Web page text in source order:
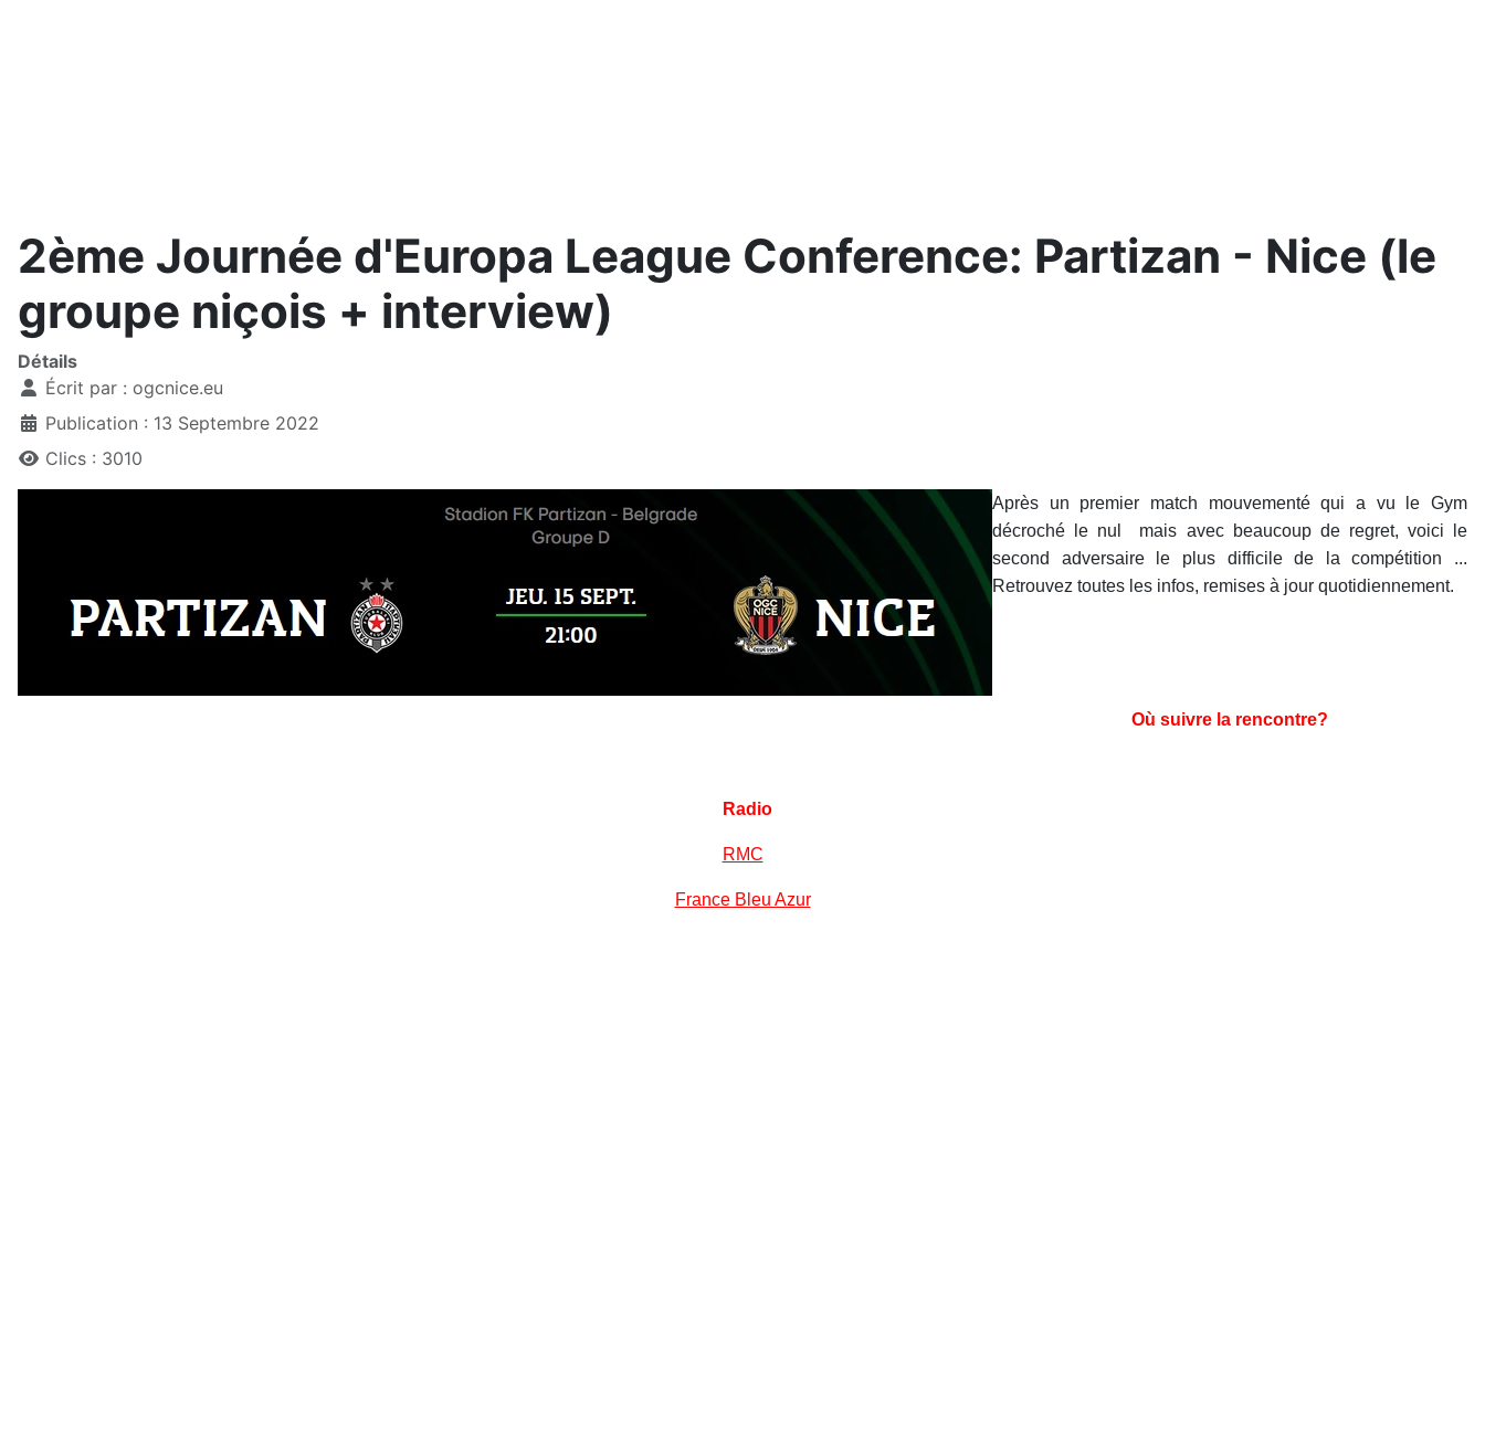
2ème Journée d'Europa League Conference: Partizan - Nice (le
groupe niçois + interview)
Détails
Écrit par : ogcnice.eu
Publication : 13 Septembre 2022
Clics : 3010
Après un premier match mouvementé qui a vu le Gym
décroché le nul mais avec beaucoup de regret, voici le
second adversaire le plus difficile de la compétition ...
Retrouvez toutes les infos, remises à jour quotidiennement.
Où suivre la rencontre?
Radio
RMC
France Bleu Azur